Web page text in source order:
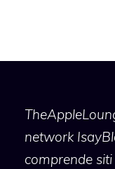
network
comprende